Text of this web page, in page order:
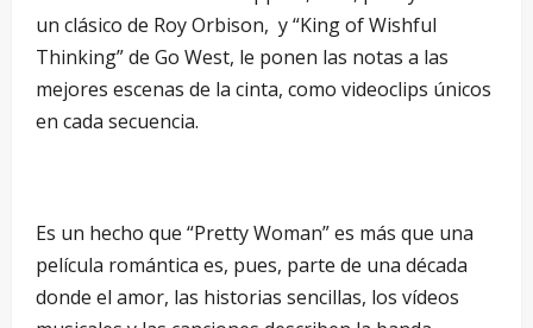
un clásico de Roy Orbison, y “King of Wishful
Thinking” de Go West, le ponen las notas a las
mejores escenas de la cinta, como videoclips únicos
en cada secuencia.
Es un hecho que “Pretty Woman” es más que una
película romántica es, pues, parte de una década
donde el amor, las historias sencillas, los vídeos